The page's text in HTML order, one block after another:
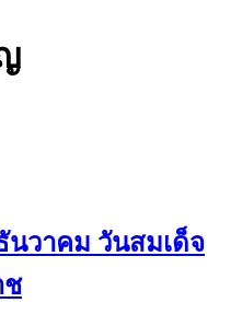
นวาคม วันสมเด็จ
ช